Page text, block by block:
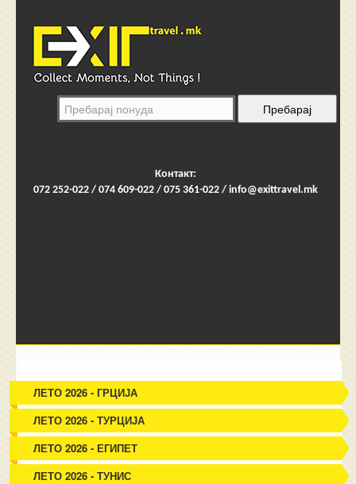
Контакт:
072 252-022 / 074 609-022 / 075 361-022 / info@exittravel.mk
ЛЕТО 2026 - ГРЦИЈА
ЛЕТО 2026 - ТУРЦИЈА
ЛЕТО 2026 - ЕГИПЕТ
ЛЕТО 2026 - ТУНИС